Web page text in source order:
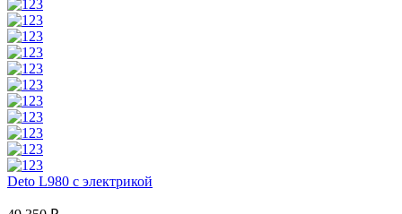
Deto L980 с электрикой